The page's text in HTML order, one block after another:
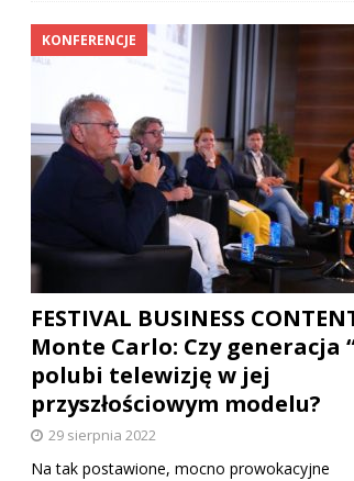
KONFERENCJE
FESTIVAL BUSINESS
Monte Carlo: Czy generacja
polubi telewizję w jej
przyszłościowym modelu?
29 sierpnia 2022
Na tak postawione, mocno prowokacyjne